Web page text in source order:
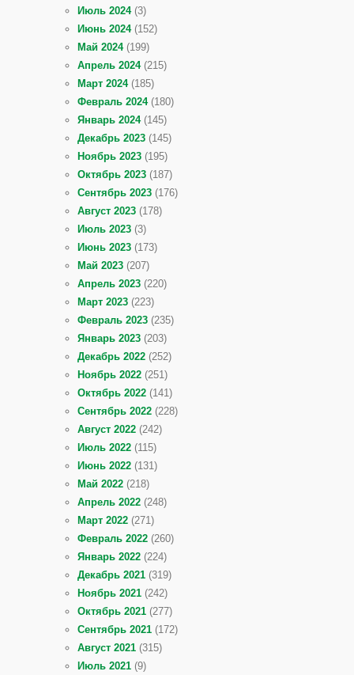
Июль 2024(3)
Июнь 2024(152)
Май 2024(199)
Апрель 2024(215)
Март 2024(185)
Февраль 2024(180)
Январь 2024(145)
Декабрь 2023 (145)
Ноябрь 2023 (195)
Октябрь 2023 (187)
Сентябрь 2023 (176)
Август 2023 (178)
Июль 2023 (3)
Июнь 2023 (173)
Май 2023 (207)
Апрель 2023 (220)
Март 2023 (223)
Февраль 2023 (235)
Январь 2023 (203)
Декабрь 2022 (252)
Ноябрь 2022 (251)
Октябрь 2022 (141)
Сентябрь 2022 (228)
Август 2022 (242)
Июль 2022 (115)
Июнь 2022 (131)
Май 2022 (218)
Апрель 2022 (248)
Март 2022 (271)
Февраль 2022 (260)
Январь 2022 (224)
Декабрь 2021 (319)
Ноябрь 2021 (242)
Октябрь 2021 (277)
Сентябрь 2021 (172)
Август 2021 (315)
Июль 2021 (9)